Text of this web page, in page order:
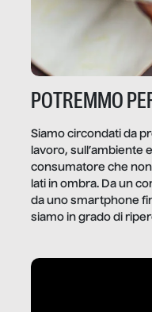
POTREMMO
Siamo circondati da
lavoro, sull’ambiente
consumatore che
lati in ombra. Da un
da uno smartphone
siamo in grado di
dietro gli oggetti e i